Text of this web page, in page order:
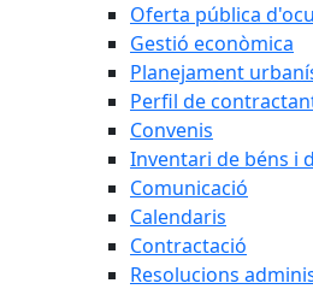
Oferta pública
Gestió econòmica
Planejament
Perfil de
Convenis
Inventari de béns i
Comunicació
Calendaris
Contractació
Resolucions